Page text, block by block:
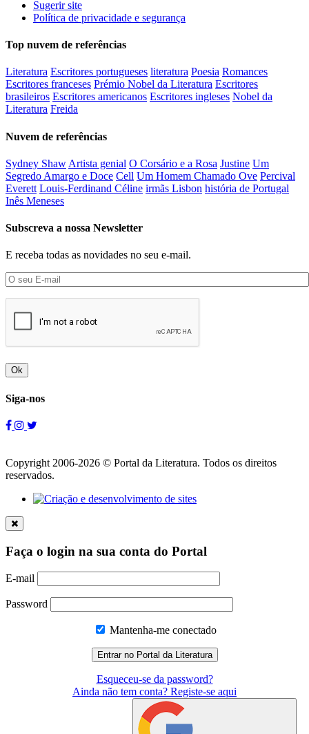
Sugerir site
Política de privacidade e segurança
Top nuvem de referências
Literatura Escritores portugueses literatura Poesia Romances
Escritores franceses Prémio Nobel da Literatura Escritores
brasileiros Escritores americanos Escritores ingleses Nobel da
Literatura Freida
Nuvem de referências
Sydney Shaw Artista genial O Corsário e a Rosa Justine Um
Segredo Amargo e Doce Cell Um Homem Chamado Ove Percival
Everett Louis-Ferdinand Céline irmãs Lisbon história de Portugal
Inês Meneses
Subscreva a nossa Newsletter
E receba todas as novidades no seu e-mail.
Ok
Siga-nos
Copyright 2006-2026 © Portal da Literatura. Todos os direitos
reservados.
Faça o login na sua conta do Portal
E-mail
Password
Mantenha-me conectado
Esqueceu-se da password?
Ainda não tem conta? Registe-se aqui